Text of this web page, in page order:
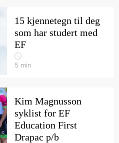
15 kjennetegn til deg
som har studert med
EF
5 min
Kim Magnusson
syklist for EF
Education First
Drapac p/b